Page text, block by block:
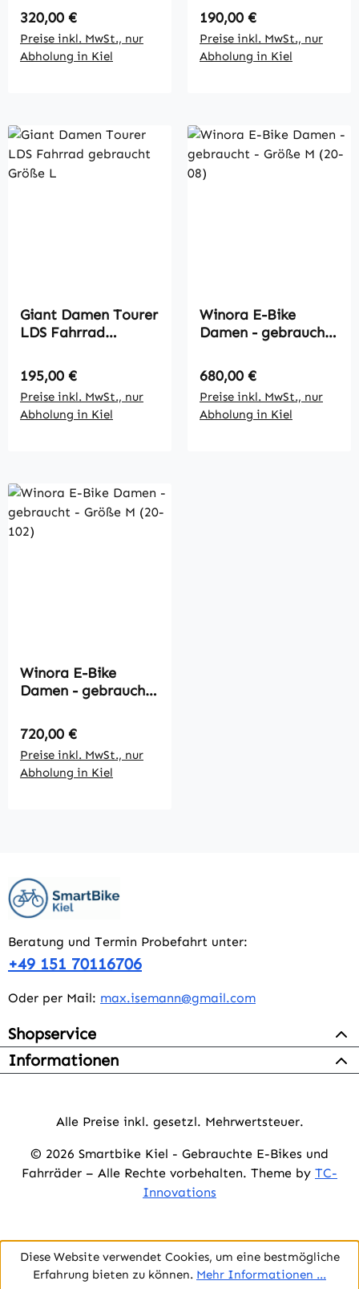
Gang
Nabenschaltung |
geprüft & direkt
fahrbereit
Regulärer Preis:
320,00 €
Preise inkl. MwSt., nur
Abholung in Kiel
Regulärer Preis:
190,00 €
Preise inkl. MwSt., nur
Abholung in Kiel
Giant Damen Tourer
LDS Fahrrad
Regulärer Preis:
195,00 €
Preise inkl. MwSt., nur
Abholung in Kiel
Winora E-Bike
Damen - gebraucht
Regulärer Preis:
680,00 €
Preise inkl. MwSt., nur
Abholung in Kiel
Winora E-Bike
Damen - gebraucht
Regulärer Preis:
720,00 €
Preise inkl. MwSt., nur
Abholung in Kiel
Beratung und Termin Probefahrt unter:
+49 151 70116706
Oder per Mail: max.isemann@gmail.com
Shopservice
Informationen
Alle Preise inkl. gesetzl. Mehrwertsteuer.
© 2026 Smartbike Kiel - Gebrauchte E-Bikes und
Fahrräder – Alle Rechte vorbehalten. Theme by TC-
Innovations
Diese Website verwendet Cookies, um eine bestmögliche
Erfahrung bieten zu können. Mehr Informationen ...